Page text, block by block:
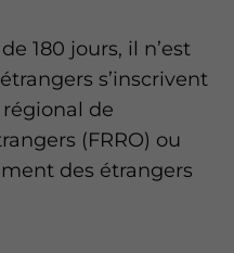
180 jours, il n’est
s’inscrivent
de
(FRRO) ou
des étrangers